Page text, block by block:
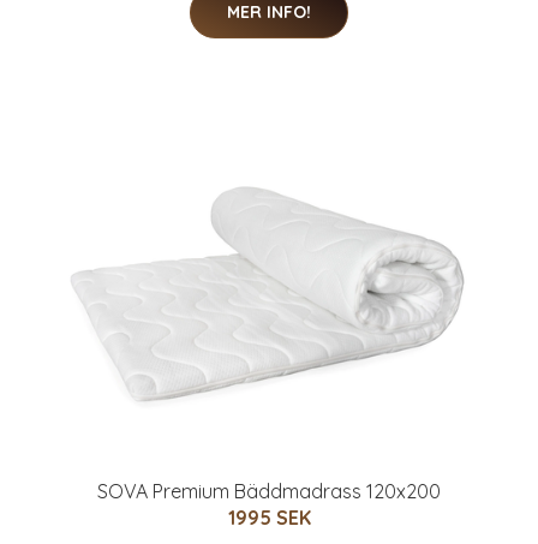
MER INFO!
SOVA Premium Bäddmadrass 120x200
1995 SEK